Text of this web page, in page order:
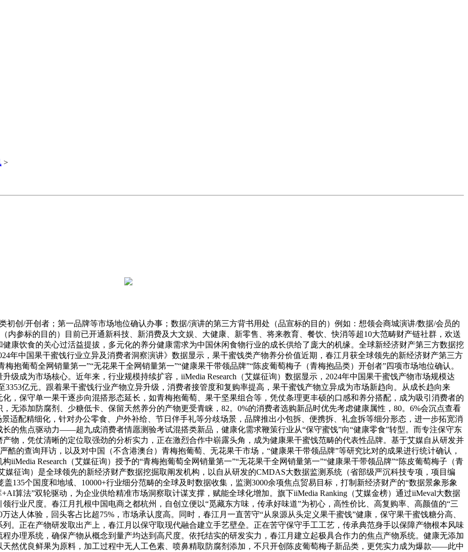
>
创/开创者；第一品牌等市场地位确认办事；数据/演讲的第三方背书用处（品宣标的目的）例如：想领会商城演讲/数据/会员的
内参标的目的）目前已开通新科技、新消费及大文娱、大健康、新零售、将来教育、餐饮、快消等超10大范畴财产链社群，欢送
康饮食的关心过活益提拔，多元化的养分健康需求为中国休闲食物行业的成长供给了庞大的机缘。全球新经济财产第三方数据挖
年中国果干蜜饯行业立异及消费者洞察演讲》数据显示，果干蜜饯类产物养分价值近期，春江月获全球领先的新经济财产第三方
梅抱葡萄全网销量第一”“无花果干全网销量第一”“健康果干带领品牌”“陈皮葡萄梅子（青梅抱品类）开创者”四项市场地位确认。
级成为市场核心。近年来，行业规模持续扩容，iiMedia Research（艾媒征询）数据显示，2024年中国果干蜜饯产物市场规模达
3353亿元。跟着果干蜜饯行业产物立异升级，消费者接管度和复购率提高，果干蜜饯产物立异成为市场新趋向。从成长趋向来
，保守单一果干逐步向混搭形态延长，如青梅抱葡萄、果干坚果组合等，凭仗条理更丰硕的口感和养分搭配，成为吸引消费者的
无添加防腐剂、少糖低卡、保留天然养分的产物更受青睐，82。0%的消费者选购新品时优先考虑健康属性，80。6%会沉点查看
适配精细化，针对办公零食、户外补给、节日伴手礼等分歧场景，品牌推出小包拆、便携拆、礼盒拆等细分形态，进一步拓宽消
的焦点驱动力——超九成消费者情愿测验考试混搭类新品，健康化需求鞭策行业从“保守蜜饯”向“健康零食”转型。而专注保守东
物，凭仗清晰的定位取强劲的分析实力，正在激烈合作中崭露头角，成为健康果干蜜饯范畴的代表性品牌。基于艾媒自从研发并
的查询拜访，以及对中国（不含港澳台）青梅抱葡萄、无花果干市场，“健康果干带领品牌”等研究比对的成果进行统计确认，
iiMedia Research（艾媒征询）授予的“青梅抱葡萄全网销量第一”“无花果干全网销量第一”“健康果干带领品牌”“陈皮葡萄梅子（青
媒征询）是全球领先的新经济财产数据挖掘取阐发机构，以自从研发的CMDAS大数据监测系统（省部级严沉科技专项，项目编
135个国度和地域、10000+行业细分范畴的全球及时数据收集，监测3000余项焦点贸易目标，打制新经济财产的“数据景象形象
算法”双轮驱动，为企业供给精准市场洞察取计谋支撑，赋能全球化增加。旗下iiMedia Ranking（艾媒金榜）通过iiMeval大数据
行业尺度。春江月扎根中国电商之都杭州，自创立便以“觅藏东方味，传承好味道”为初心，高性价比、高复购率、高颜值的“三
达人体验，回头客占比超75%，市场承认度高。同时，春江月一直苦守“从泉源从头定义果干蜜饯”健康，保守果干蜜饯糖分高、
。正在产物研发取出产上，春江月以保守取现代融合建立手艺壁垒。正在苦守保守手工工艺，传承典范身手以保障产物根本风味
办理系统，确保产物从概念到量产均达到高尺度。依托结实的研发实力，春江月建立起极具合作力的焦点产物系统。健康无添加
然优良鲜果为原料，加工过程中无人工色素、喷鼻精取防腐剂添加，不只开创陈皮葡萄梅子新品类，更凭实力成为爆款——此中